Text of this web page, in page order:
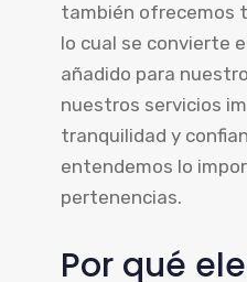
también ofrecemos
lo cual se convierte
añadido para
nuestros servicios
tranquilidad y
entendemos lo
pertenencias.
Por qué